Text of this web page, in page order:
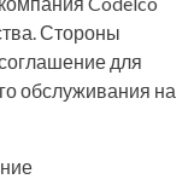
Стороны
для
обслуживания на